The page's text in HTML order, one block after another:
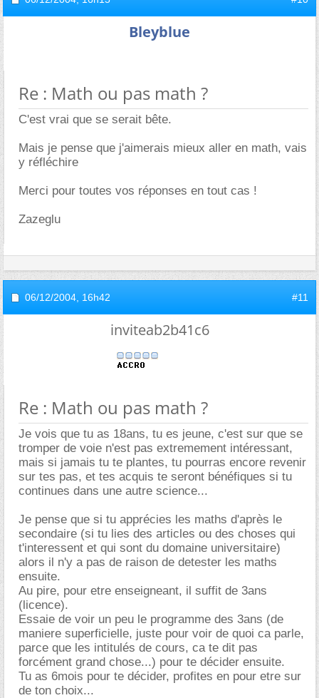
Bleyblue
Re : Math ou pas math ?
C'est vrai que se serait bête.
Mais je pense que j'aimerais mieux aller en math, vais
y réfléchire
Merci pour toutes vos réponses en tout cas !
Zazeglu
06/12/2004, 16h42 #11
inviteab2b41c6
Re : Math ou pas math ?
Je vois que tu as 18ans, tu es jeune, c'est sur que se
tromper de voie n'est pas extremement intéressant,
mais si jamais tu te plantes, tu pourras encore revenir
sur tes pas, et tes acquis te seront bénéfiques si tu
continues dans une autre science...
Je pense que si tu apprécies les maths d'après le
secondaire (si tu lies des articles ou des choses qui
t'interessent et qui sont du domaine universitaire)
alors il n'y a pas de raison de detester les maths
ensuite.
Au pire, pour etre enseigneant, il suffit de 3ans
(licence).
Essaie de voir un peu le programme des 3ans (de
maniere superficielle, juste pour voir de quoi ca parle,
parce que les intitulés de cours, ca te dit pas
forcément grand chose...) pour te décider ensuite.
Tu as 6mois pour te décider, profites en pour etre sur
de ton choix...